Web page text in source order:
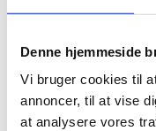
Denne hjemmeside
Vi bruger cookies til
annoncer, til at vise
at analysere vores
UNHCR- FN's
UNICEF- FN's
UNFPA - FN's
UNISDR- FN's